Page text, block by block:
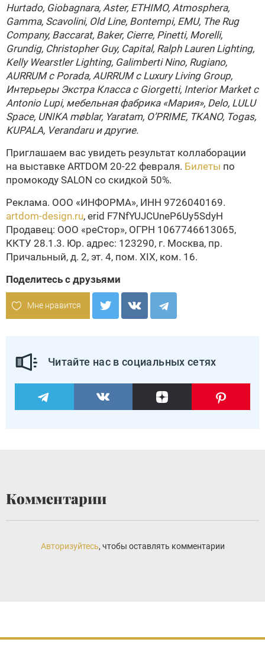
Hurtado, Giobagnara, Aster, ETHIMO, Atmosphera,
Gamma, Scavolini, Old Line, Bontempi, EMU, The Rug
Company, Baccarat, Baker, Cierre, Pinetti, Morelli,
Grundig, Christopher Guy, Capital, Ralph Lauren Lighting,
Kelly Wearstler Lighting, Galimberti Nino, Rugiano,
AURRUM с Porada, AURRUM с Luxury Living Group,
Интерьеры Экстра Класса с Giorgetti, Interior Market c
Antonio Lupi, мебельная фабрика «Мария», Delo, LULU
Space, UNIKA møblar, Yaratam, O’PRIME, TKANO, Togas,
KUPALA, Verandaru и другие.
Приглашаем вас увидеть результат коллаборации
на выставке ARTDOM 20-22 февраля. Билеты по
промокоду SALON со скидкой 50%.
Реклама. ООО «ИНФОРМА», ИНН 9726040169.
artdom-design.ru, erid F7NfYUJCUneP6Uy5SdyH
Продавец: ООО «реСтор», ОГРН 1067746613065,
ККТУ 28.1.3. Юр. адрес: 123290, г. Москва, пр.
Причальный, д. 2, эт. 4, пом. XIX, ком. 16.
Поделитесь с друзьями
Мне нравится
Читайте нас в социальных сетях
Комментарии
Авторизуйтесь, чтобы оставлять комментарии